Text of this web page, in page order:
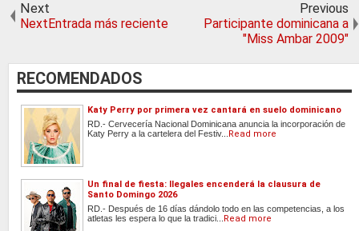
Next
NextEntrada más reciente
Previous
Participante dominicana a
"Miss Ambar 2009"
RECOMENDADOS
Katy Perry por primera vez cantará en suelo dominicano
RD.- Cervecería Nacional Dominicana anuncia la incorporación de
Katy Perry a la cartelera del Festiv...
Read more
Un final de fiesta: Ilegales encenderá la clausura de
Santo Domingo 2026
RD.- Después de 16 días dándolo todo en las competencias, a los
atletas les espera lo que la tradici...
Read more